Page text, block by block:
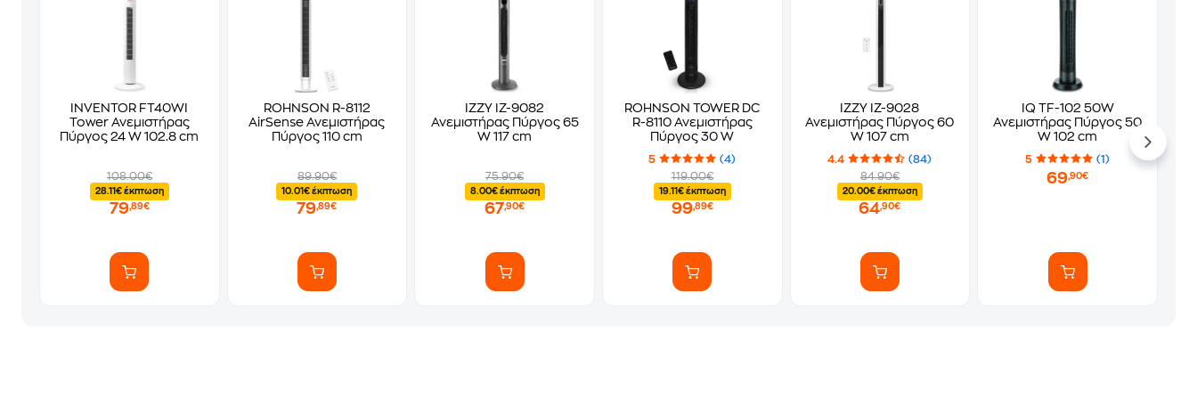
INVENTOR FT40WI
Tower Ανεμιστήρας
Πύργος 24 W 102.8 cm
108.00€
28.11€ έκπτωση
79,89€
ROHNSON R-8112
AirSense Ανεμιστήρας
Πύργος 110 cm
89.90€
10.01€ έκπτωση
79,89€
IZZY IZ-9082
Ανεμιστήρας Πύργος 65
W 117 cm
75.90€
8.00€ έκπτωση
67,90€
ROHNSON TOWER DC
R-8110 Ανεμιστήρας
Πύργος 30 W
5
(4)
119.00€
19.11€ έκπτωση
99,89€
IZZY IZ-9028
Ανεμιστήρας Πύργος 60
W 107 cm
4.4
(84)
84.90€
20.00€ έκπτωση
64,90€
IQ TF-102 50W
Ανεμιστήρας Πύργος 50
W 102 cm
5 (1)
69,90€